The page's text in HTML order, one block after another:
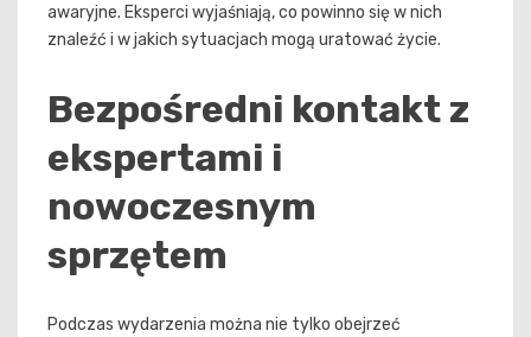
awaryjne. Eksperci wyjaśniają, co powinno się w nich
znaleźć i w jakich sytuacjach mogą uratować życie.
Bezpośredni kontakt z
ekspertami i
nowoczesnym
sprzętem
Podczas wydarzenia można nie tylko obejrzeć